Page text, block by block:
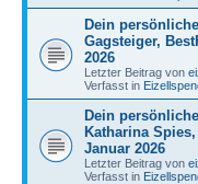
Dein
Gagsteiger,
2026
Letzter Beitrag von
Verfasst in
Dein
Katharina
Januar 2026
Letzter Beitrag von
Verfasst in